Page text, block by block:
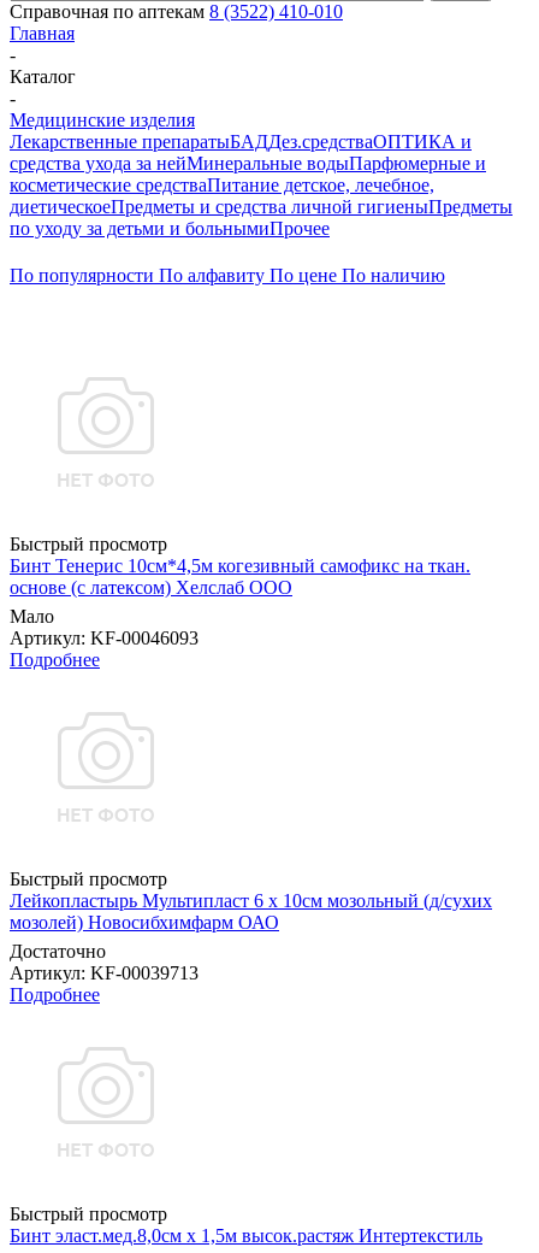
Справочная по аптекам 8 (3522) 410-010
Главная
-
Каталог
-
Медицинские изделия
Лекарственные препаратыБАДДез.средстваОПТИКА и
средства ухода за нейМинеральные водыПарфюмерные и
косметические средстваПитание детское, лечебное,
диетическоеПредметы и средства личной гигиеныПредметы
по уходу за детьми и больнымиПрочее
По популярности По алфавиту По цене По наличию
Быстрый просмотр
Бинт Тенерис 10см*4,5м когезивный самофикс на ткан.
основе (с латексом) Хелслаб ООО
Мало
Артикул: KF-00046093
Подробнее
Быстрый просмотр
Лейкопластырь Мультипласт 6 х 10см мозольный (д/сухих
мозолей) Новосибхимфарм ОАО
Достаточно
Артикул: KF-00039713
Подробнее
Быстрый просмотр
Бинт эласт.мед.8,0см х 1,5м высок.растяж Интертекстиль